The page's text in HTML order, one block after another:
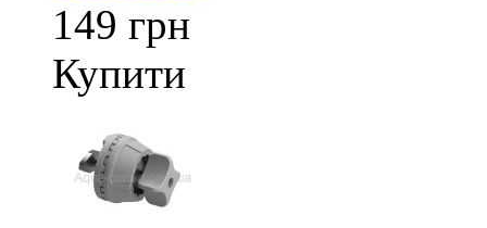
149 грн
Купити